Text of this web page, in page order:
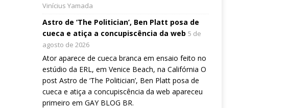
Vinícius Yamada
Astro de ‘The Politician’, Ben Platt posa de
cueca e atiça a concupiscência da web 5 de
agosto de 2026
Ator aparece de cueca branca em ensaio feito no
estúdio da ERL, em Venice Beach, na Califórnia O
post Astro de ‘The Politician’, Ben Platt posa de
cueca e atiça a concupiscência da web apareceu
primeiro em GAY BLOG BR.